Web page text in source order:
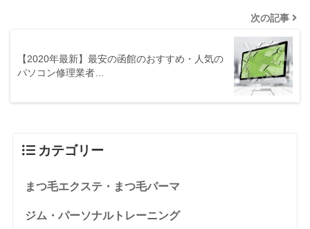
次の記事
【2020年最新】最安の函館のおすすめ・人気の
パソコン修理業者…
カテゴリー
まつ毛エクステ・まつ毛パーマ
ジム・パーソナルトレーニング